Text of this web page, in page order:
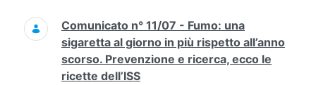
Comunicato n° 11/07 - Fumo: una
sigaretta al giorno in più rispetto all’anno
scorso. Prevenzione e ricerca, ecco le
ricette dell’ISS